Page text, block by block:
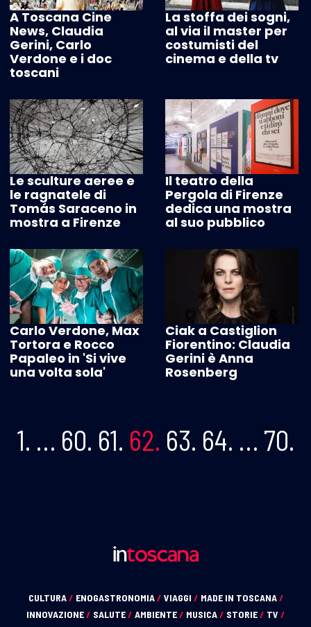
A Toscana Cine
News, Claudia
Gerini, Carlo
Verdone e i doc
toscani
La stoffa dei sogni,
al via il master per
costumisti del
cinema e della tv
Le sculture aeree e
le ragnatele di
Tomás Saraceno in
mostra a Firenze
Il teatro della
Pergola di Firenze
dedica una mostra
al suo pubblico
Carlo Verdone, Max
Tortora e Rocco
Papaleo in 'Si vive
una volta sola'
Ciak a Castiglion
Fiorentino: Claudia
Gerini è Anna
Rosenberg
1. … 60. 61. 62. 63. 64. … 70.
CULTURA/ ENOGASTRONOMIA/ VIAGGI / MADE IN TOSCANA/
INNOVAZIONE/ SALUTE/ AMBIENTE/ MUSICA/ STORIE/ TV /